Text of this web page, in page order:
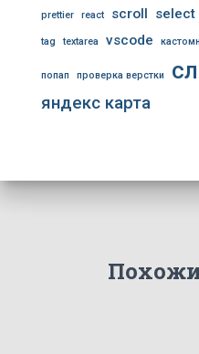
prettier
react scroll select
tag textarea vscode
попап проверка верстки
яндекс карта